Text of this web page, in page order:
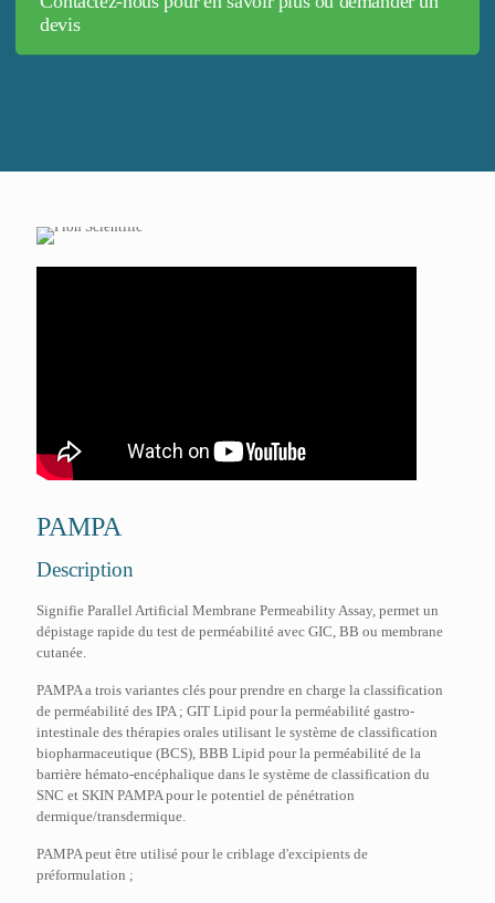
devis
PAMPA
Description
Signifie Parallel Artificial Membrane Permeability Assay, permet un
dépistage rapide du test de perméabilité avec GIC, BB ou membrane
cutanée.
PAMPA a trois variantes clés pour prendre en charge la classification
de perméabilité des IPA ; GIT Lipid pour la perméabilité gastro-
intestinale des thérapies orales utilisant le système de classification
biopharmaceutique (BCS), BBB Lipid pour la perméabilité de la
barrière hémato-encéphalique dans le système de classification du
SNC et SKIN PAMPA pour le potentiel de pénétration
dermique/transdermique.
PAMPA peut être utilisé pour le criblage d'excipients de
préformulation ;